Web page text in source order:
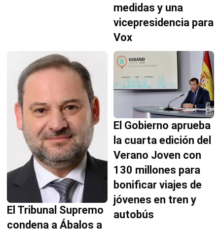
medidas y una
vicepresidencia para
Vox
El Tribunal Supremo
condena a Ábalos a
El Gobierno aprueba
la cuarta edición del
Verano Joven con
130 millones para
bonificar viajes de
jóvenes en tren y
autobús